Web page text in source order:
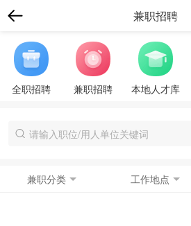
兼职招聘
全职招聘 兼职招聘 本地人才库
兼职分类 工作地点